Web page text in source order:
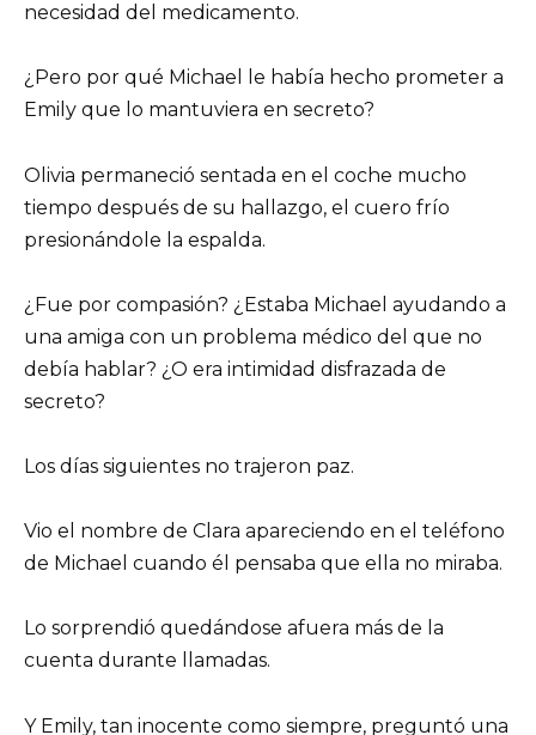
necesidad del medicamento.
¿Pero por qué Michael le había hecho prometer a
Emily que lo mantuviera en secreto?
Olivia permaneció sentada en el coche mucho
tiempo después de su hallazgo, el cuero frío
presionándole la espalda.
¿Fue por compasión? ¿Estaba Michael ayudando a
una amiga con un problema médico del que no
debía hablar? ¿O era intimidad disfrazada de
secreto?
Los días siguientes no trajeron paz.
Vio el nombre de Clara apareciendo en el teléfono
de Michael cuando él pensaba que ella no miraba.
Lo sorprendió quedándose afuera más de la
cuenta durante llamadas.
Y Emily, tan inocente como siempre, preguntó una